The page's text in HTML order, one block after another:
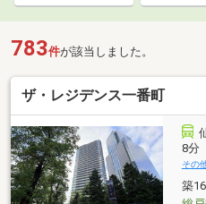
783件が該当しました。
ザ・レジデンス一番町
8分
その
築